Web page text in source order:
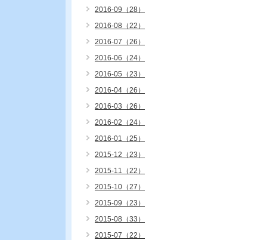
2016-09（28）
2016-08（22）
2016-07（26）
2016-06（24）
2016-05（23）
2016-04（26）
2016-03（26）
2016-02（24）
2016-01（25）
2015-12（23）
2015-11（22）
2015-10（27）
2015-09（23）
2015-08（33）
2015-07（22）